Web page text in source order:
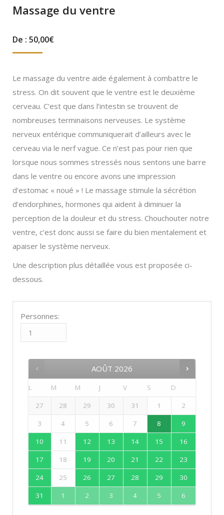
Massage du ventre
De : 50,00€
Le massage du ventre aide également à combattre le
stress. On dit souvent que le ventre est le deuxième
cerveau. C’est que dans l’intestin se trouvent de
nombreuses terminaisons nerveuses. Le système
nerveux entérique communiquerait d’ailleurs avec le
cerveau via le nerf vague. Ce n’est pas pour rien que
lorsque nous sommes stressés nous sentons une barre
dans le ventre ou encore avons une impression
d’estomac « noué » ! Le massage stimule la sécrétion
d’endorphines, hormones qui aident à diminuer la
perception de la douleur et du stress. Chouchouter notre
ventre, c’est donc aussi se faire du bien mentalement et
apaiser le système nerveux.
Une description plus détaillée vous est proposée ci-
dessous.
Personnes:
AOÛT 2026
L M M J V S D
27 28 29 30 31 1
2
3
4 5 6 7 8
9
10
11 12 13 14 15
16
17
18 19 20 21 22
23
24
25 26 27 28 29
30
31
1 2 3 4 5 6